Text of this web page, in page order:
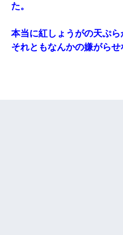
た。
本当に紅しょうがの天ぷ
それともなんかの嫌がらせ